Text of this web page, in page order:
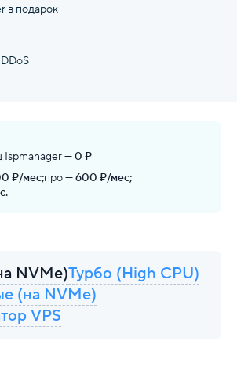
в подарок
Ispmanager —0 ₽
₽/мес;про —600 ₽/мес;
NVMe)Турбо (High CPU)
(на NVMe)
VPS